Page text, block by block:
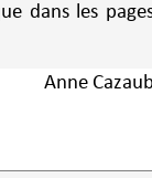
dans les
Anne